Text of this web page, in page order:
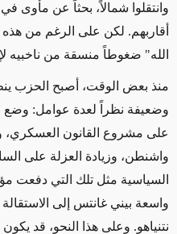
وانتقلوا شمالاً، بحثاً عن مأوى
أقاربهم. لكن على الرغم من هذه
الله" ضغوطاً منسقة من ناخبيه
منذ بعض الوقت، أصبح الحزب
وضعيفة نظراً لعدة عوامل: وضع
على مشروع القانون العسكري،
واشنطن، وزيادة العزلة على
السياسية مثل تلك التي دفعت
واسعة بيني غانتس إلى
نتنياهو. وعلى هذا النحو، قد